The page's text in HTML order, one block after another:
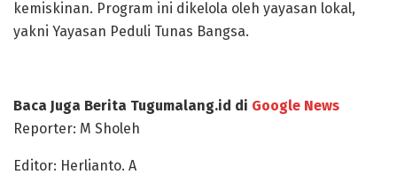
kemiskinan. Program ini dikelola oleh yayasan lokal,
yakni Yayasan Peduli Tunas Bangsa.
Baca Juga Berita Tugumalang.id di Google News
Reporter: M Sholeh
Editor: Herlianto. A